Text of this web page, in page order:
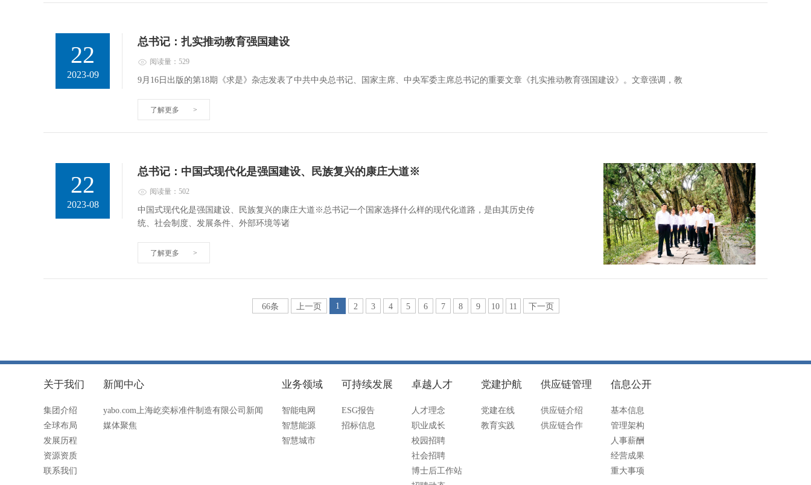
22
2023-09
总书记：扎实推动教育强国建设
阅读量：529
9月16日出版的第18期《求是》杂志发表了中共中央总书记、国家主席、中央军委主席总书记的重要文章《扎实推动教育强国建设》。文章强调，教
了解更多 >
22
2023-08
总书记：中国式现代化是强国建设、民族复兴的康庄大道※
阅读量：502
中国式现代化是强国建设、民族复兴的康庄大道※总书记一个国家选择什么样的现代化道路，是由其历史传
统、社会制度、发展条件、外部环境等诸
了解更多 >
66条 上一页 1 2 3 4 5 6 7 8 9 10 11 下一页
关于我们
集团介绍
全球布局
发展历程
资源资质
联系我们
新闻中心
yabo.com上海屹奕标准件制造有限公司新闻
媒体聚焦
业务领域
智能电网
智慧能源
智慧城市
可持续发展
ESG报告
招标信息
卓越人才
人才理念
职业成长
校园招聘
社会招聘
博士后工作站
党建护航
党建在线
教育实践
供应链管理
供应链介绍
供应链合作
信息公开
基本信息
管理架构
人事薪酬
经营成果
重大事项